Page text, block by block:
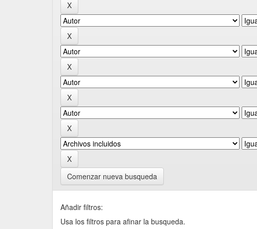
Comenzar nueva busqueda
Añadir filtros:
Usa los filtros para afinar la busqueda.